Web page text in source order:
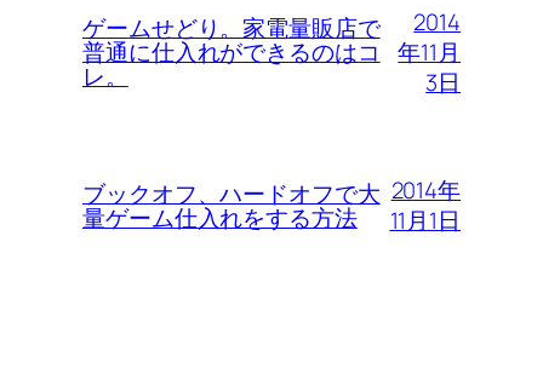
ゲームせどり。家電量販店で
普通に仕入れができるのはコ
レ。
2014
年11月
3日
ブックオフ、ハードオフで大
量ゲーム仕入れをする方法
2014年
11月1日